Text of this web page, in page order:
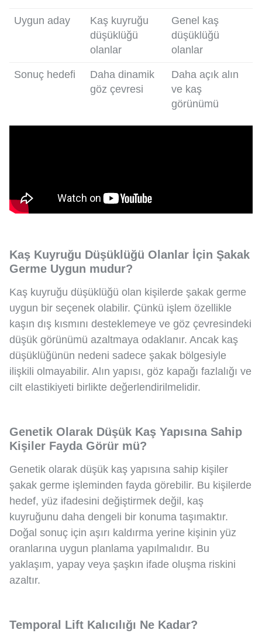
Uygun aday
Kaş kuyruğu
düşüklüğü
olanlar
Genel kaş
düşüklüğü
olanlar
Sonuç hedefi
Daha dinamik
göz çevresi
Daha açık alın
ve kaş
görünümü
Kaş Kuyruğu Düşüklüğü Olanlar İçin Şakak
Germe Uygun mudur?
Kaş kuyruğu düşüklüğü olan kişilerde şakak germe
uygun bir seçenek olabilir. Çünkü işlem özellikle
kaşın dış kısmını desteklemeye ve göz çevresindeki
düşük görünümü azaltmaya odaklanır. Ancak kaş
düşüklüğünün nedeni sadece şakak bölgesiyle
ilişkili olmayabilir. Alın yapısı, göz kapağı fazlalığı ve
cilt elastikiyeti birlikte değerlendirilmelidir.
Genetik Olarak Düşük Kaş Yapısına Sahip
Kişiler Fayda Görür mü?
Genetik olarak düşük kaş yapısına sahip kişiler
şakak germe işleminden fayda görebilir. Bu kişilerde
hedef, yüz ifadesini değiştirmek değil, kaş
kuyruğunu daha dengeli bir konuma taşımaktır.
Doğal sonuç için aşırı kaldırma yerine kişinin yüz
oranlarına uygun planlama yapılmalıdır. Bu
yaklaşım, yapay veya şaşkın ifade oluşma riskini
azaltır.
Temporal Lift Kalıcılığı Ne Kadar?